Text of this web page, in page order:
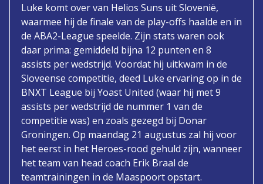
Luke komt over van Helios Suns uit Slovenië,
waarmee hij de finale van de play-offs haalde en in
de ABA2-League speelde. Zijn stats waren ook
daar prima: gemiddeld bijna 12 punten en 8
assists per wedstrijd. Voordat hij uitkwam in de
Sloveense competitie, deed Luke ervaring op in de
BNXT League bij Yoast United (waar hij met 9
assists per wedstrijd de nummer 1 van de
competitie was) en zoals gezegd bij Donar
Groningen. Op maandag 21 augustus zal hij voor
het eerst in het Heroes-rood gehuld zijn, wanneer
het team van head coach Erik Braal de
teamtrainingen in de Maaspoort opstart.